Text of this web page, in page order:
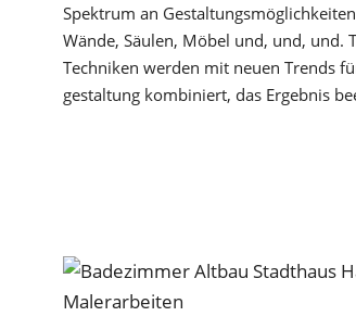
Spektrum an
Wände, Säulen, Möbel und, und, und.
Techniken werden mit neuen Trends
gestaltung kombiniert, das Ergebnis